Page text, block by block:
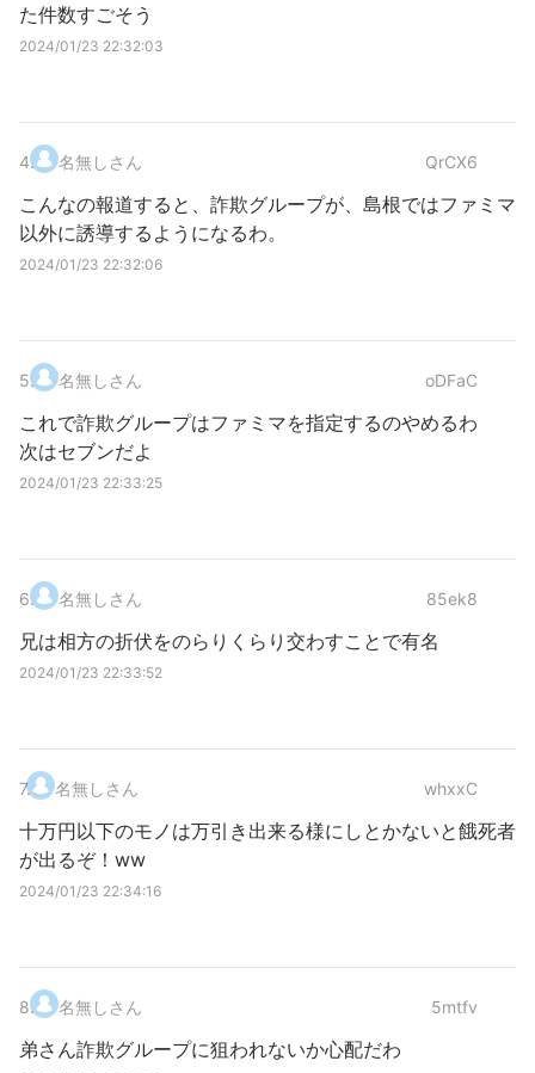
た件数すごそう
2024/01/23 22:32:03
4. 名無しさん QrCX6
こんなの報道すると、詐欺グループが、島根ではファミマ
以外に誘導するようになるわ。
2024/01/23 22:32:06
5. 名無しさん oDFaC
これで詐欺グループはファミマを指定するのやめるわ
次はセブンだよ
2024/01/23 22:33:25
6. 名無しさん 85ek8
兄は相方の折伏をのらりくらり交わすことで有名
2024/01/23 22:33:52
7. 名無しさん whxxC
十万円以下のモノは万引き出来る様にしとかないと餓死者
が出るぞ！ww
2024/01/23 22:34:16
8. 名無しさん 5mtfv
弟さん詐欺グループに狙われないか心配だわ